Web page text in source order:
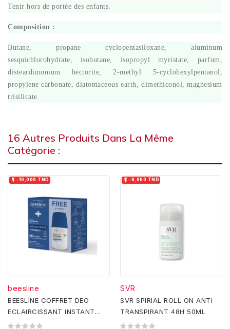
Tenir hors de portée des enfants.
Composition :
Butane, propane cyclopentasiloxane, aluminum
sesquichlorohydrate, isobutane, isopropyl myristate, parfum,
disteardimonium hectorite, 2-methyl 5-cyclohexylpentanol,
propylene carbonate, diatomaceous earth, dimethiconol, magnesium
trisilicate.
16 Autres Produits Dans La Même
Catégorie :
 -10,000 TND
beesline
BEESLINE COFFRET DEO
ECLAIRCISSANT INSTANT
WHITE
 -9,000 TND
SVR
SVR SPIRIAL ROLL ON ANTI
TRANSPIRANT 48H 50ML